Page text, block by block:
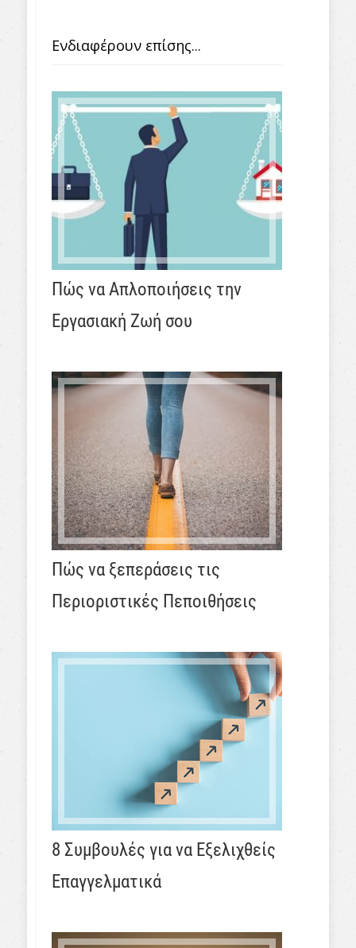
Ενδιαφέρουν επίσης...
Πώς να Απλοποιήσεις την
Εργασιακή Ζωή σου
Πώς να ξεπεράσεις τις
Περιοριστικές Πεποιθήσεις
8 Συμβουλές για να Εξελιχθείς
Επαγγελματικά